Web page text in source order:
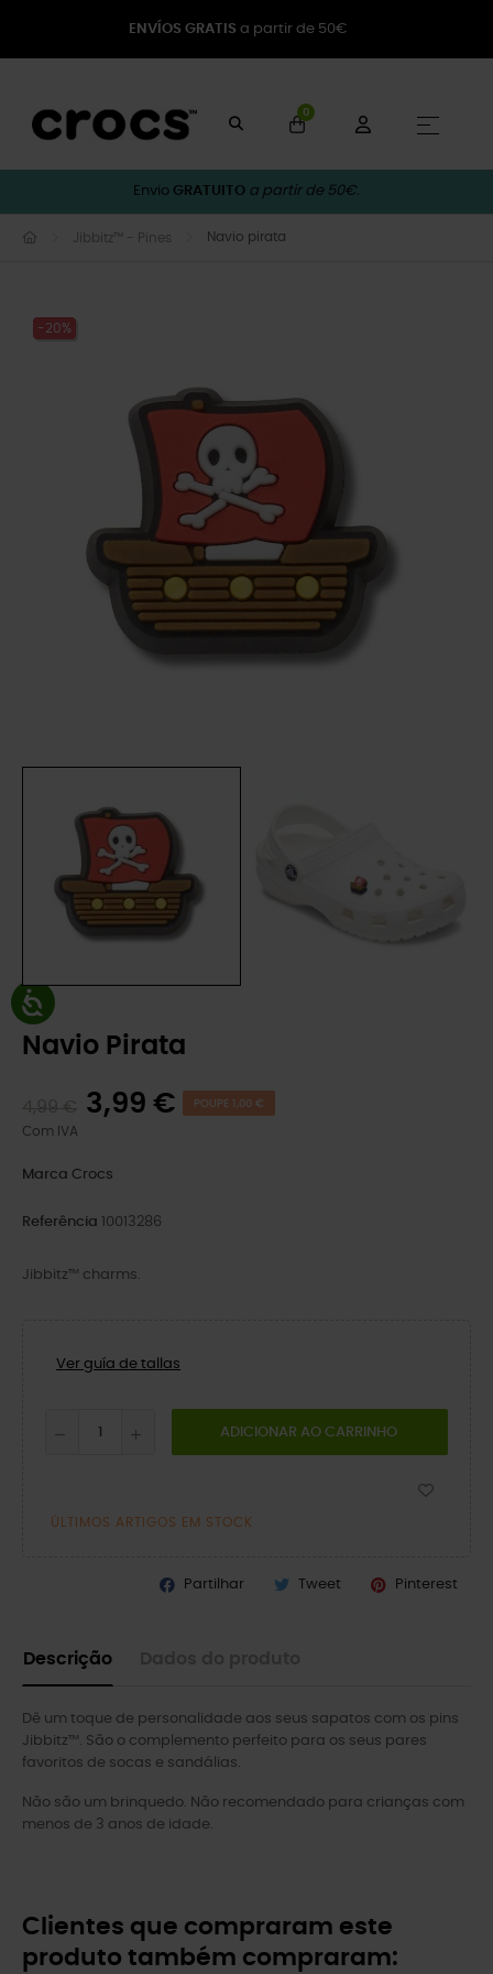
ENVÍOS GRATIS a partir de 50€
0
☰
Envio GRATUITO a partir de 50€.
Jibbitz™ - Pines Navio pirata
-20%
Navio Pirata
3,99 € POUPE 1,00 €
Com IVA
Marca Crocs
Referência 10013286
Jibbitz™ charms.
Ver guía de tallas
ADICIONAR AO CARRINHO
ÚLTIMOS ARTIGOS EM STOCK
Partilhar Tweet Pinterest
Descrição
Dê um toque de personalidade aos seus sapatos com os pins
Jibbitz™. São o complemento perfeito para os seus pares
favoritos de socas e sandálias.
Não são um brinquedo. Não recomendado para crianças com
menos de 3 anos de idade.
Clientes que compraram este
produto também compraram: